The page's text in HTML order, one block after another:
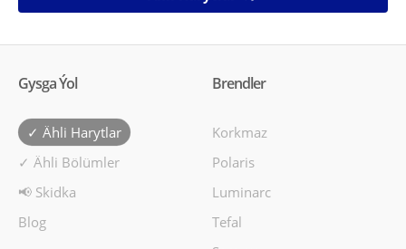
Gysga Ýol
✓ Ähli Harytlar
✓ Ähli Bölümler
📢 Skidka
Blog
Brendler
Korkmaz
Polaris
Luminarc
Tefal